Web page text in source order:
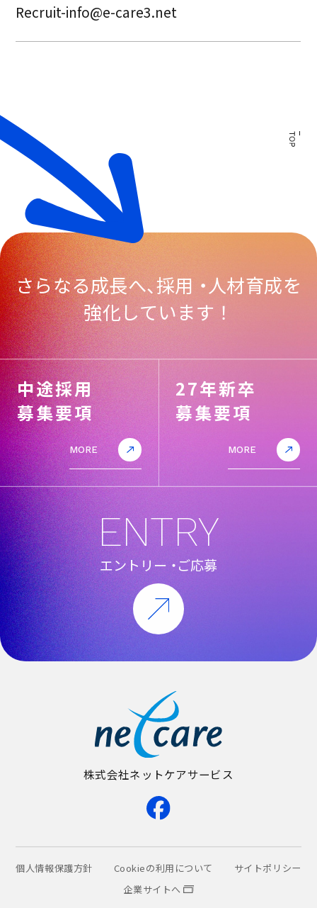
Recruit-info@e-care3.net
さらなる成長へ、採用 ・人材育成を
強化しています！
中途採用
募集要項
MORE
27年新卒
募集要項
MORE
ENTRY
エントリー ・ご応募
株式会社ネットケアサービス
個人情報保護方針 Cookieの利用について
サイトポリシー
企業サイトへ